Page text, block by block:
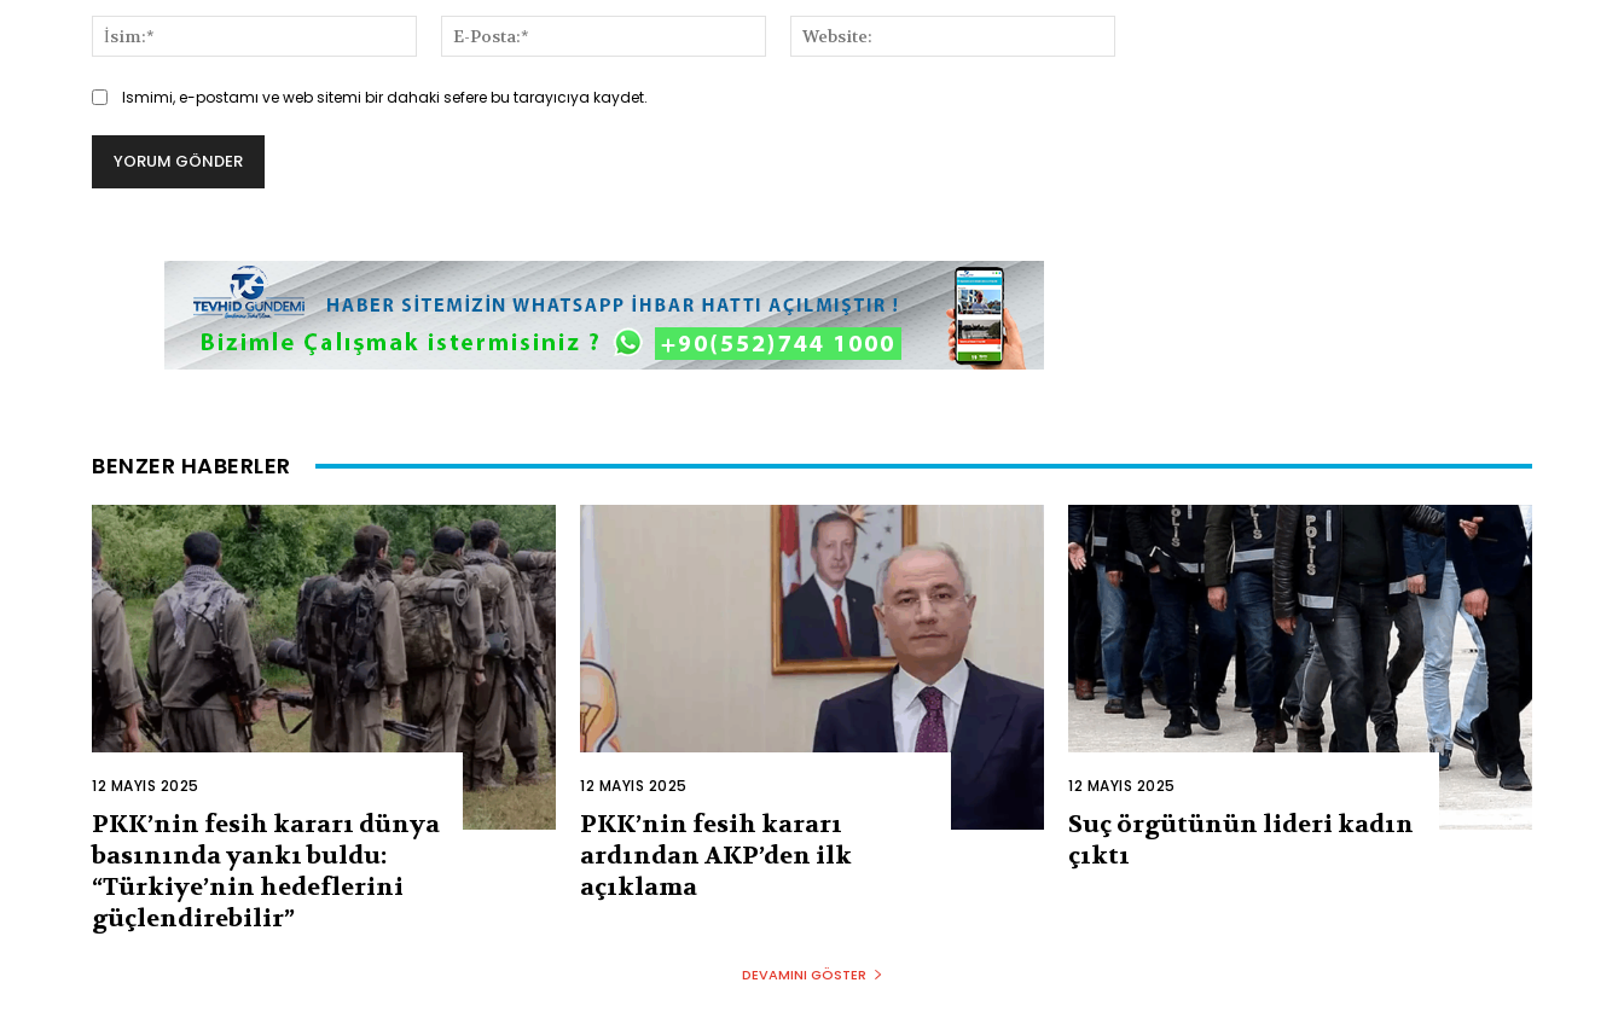
İsim:*
Posta:*
Ismimi, e-postamı ve web sitemi bir dahaki sefere bu tarayıcıya kaydet.
BENZER HABERLER
12 MAYIS 2025
PKK’nin fesih kararı dünya
basınında yankı buldu:
“Türkiye’nin hedeflerini
güçlendirebilir”
12 MAYIS 2025
PKK’nin fesih kararı
ardından AKP’den ilk
açıklama
12 MAYIS 2025
Suç örgütünün lideri kadın
çıktı
DEVAMINI GÖSTER